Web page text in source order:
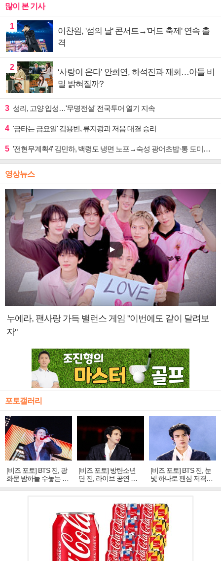
많이 본 기사
1
이찬원, '섬의 날' 콘서트→'머드 축제' 연속 출
격
2
‘사랑이 온다’ 안희연, 하석진과 재회…아들 비
밀 밝혀질까?
3 성리, 고양 입성…'무명전설' 전국투어 열기 지속
4 '금타는 금요일' 김용빈, 류지광과 저음 대결 승리
5 '전현무계획4' 김민하, 백령도 냉면 노포→숙성 광어초밥·통 도미찜 맛집 탐방
영상뉴스
누에라, 팬사랑 가득 밸런스 게임 "이번에도 같이 달려보
자"
포토갤러리
[비즈 포토] BTS 진, 광
화문 밤하늘 수놓는 '비
주얼 킹'의 열창
[비즈 포토] 방탄소년
단 진, 라이브 공연 중
빛나는 독보적 아우라
[비즈 포토] BTS 진, 눈
빛 하나로 팬심 저격…
독보적 카리스마